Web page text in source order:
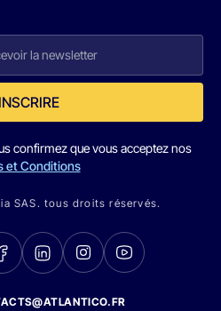
confirmez que vous acceptez nos
et Conditions
SAS. tous droits réservés.